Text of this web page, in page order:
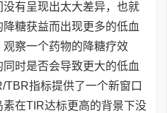
有呈现出太大差异，也就
糖获益而出现更多的低血
察一个药物的降糖疗效
时是否会导致更大的低血
TBR指标提供了一个新窗口
在TIR达标更高的背景下没